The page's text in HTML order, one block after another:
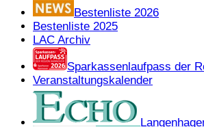
Bestenliste 2026
Bestenliste 2025
LAC Archiv
Sparkassenlaufpass der
Veranstaltungskalender